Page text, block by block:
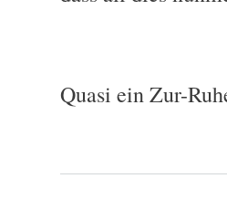
Quasi ein Zur-